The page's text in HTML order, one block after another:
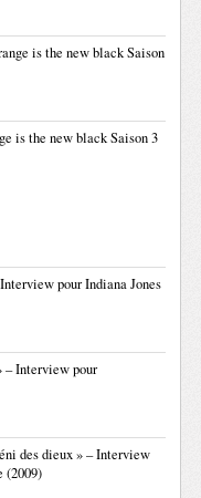
is the new black Saison
is the new black Saison 3
pour Indiana Jones
– Interview pour
des dieux » – Interview
(2009)